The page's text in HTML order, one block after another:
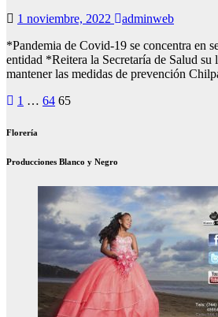
1 noviembre, 2022
adminweb
*Pandemia de Covid-19 se concentra en
entidad *Reitera la Secretaría de Salud su
mantener las medidas de prevención
Paginación
de
1 … 64 65
Florería
Producciones Blanco y Negro